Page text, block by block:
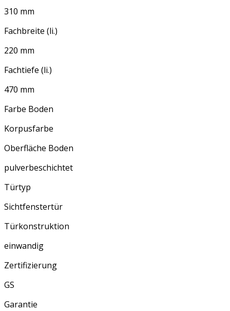
310 mm
Fachbreite (li.)
220 mm
Fachtiefe (li.)
470 mm
Farbe Boden
Korpusfarbe
Oberfläche Boden
pulverbeschichtet
Türtyp
Sichtfenstertür
Türkonstruktion
einwandig
Zertifizierung
GS
Garantie